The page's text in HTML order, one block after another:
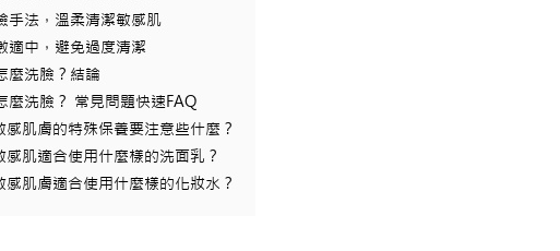
手法，溫柔清潔敏感肌
適中，避免過度清潔
麼洗臉？結論
麼洗臉？ 常見問題快速FAQ
感肌膚的特殊保養要注意些什麼？
感肌適合使用什麼樣的洗面乳？
感肌膚適合使用什麼樣的化妝水？